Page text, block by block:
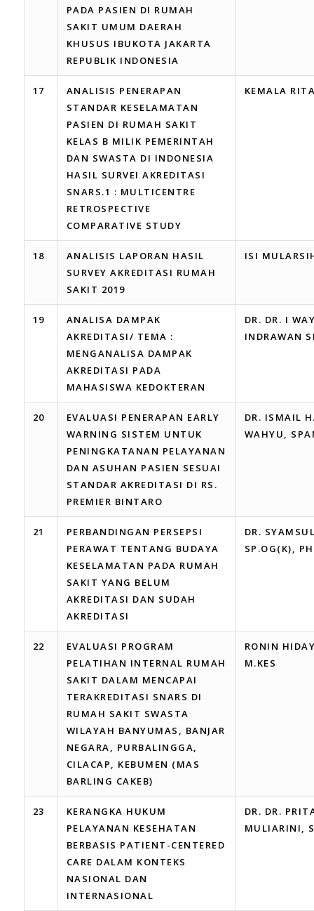
PADA PASIEN DI RUMAH
SAKIT UMUM DAERAH
KHUSUS IBUKOTA JAKARTA
REPUBLIK INDONESIA
17
ANALISIS PENERAPAN
STANDAR KESELAMATAN
PASIEN DI RUMAH SAKIT
KELAS B MILIK PEMERINTAH
DAN SWASTA DI INDONESIA
HASIL SURVEI AKREDITASI
SNARS.1 : MULTICENTRE
RETROSPECTIVE
COMPARATIVE STUDY
KEMALA
18
ANALISIS LAPORAN HASIL
SURVEY AKREDITASI RUMAH
SAKIT 2019
ISI
19
ANALISA DAMPAK
AKREDITASI/ TEMA :
MENGANALISA DAMPAK
AKREDITASI PADA
MAHASISWA KEDOKTERAN
DR. DR. I
INDRAWAN
20
EVALUASI PENERAPAN EARLY
WARNING SISTEM UNTUK
PENINGKATANAN PELAYANAN
DAN ASUHAN PASIEN SESUAI
STANDAR AKREDITASI DI RS.
PREMIER BINTARO
DR. ISMAIL
WAHYU,
21
PERBANDINGAN PERSEPSI
PERAWAT TENTANG BUDAYA
KESELAMATAN PADA RUMAH
SAKIT YANG BELUM
AKREDITASI DAN SUDAH
AKREDITASI
DR.
SP.OG(K),
22
EVALUASI PROGRAM
PELATIHAN INTERNAL RUMAH
SAKIT DALAM MENCAPAI
TERAKREDITASI SNARS DI
RUMAH SAKIT SWASTA
WILAYAH BANYUMAS, BANJAR
NEGARA, PURBALINGGA,
CILACAP, KEBUMEN (MAS
BARLING CAKEB)
RONIN
M.KES
23
KERANGKA HUKUM
PELAYANAN KESEHATAN
BERBASIS PATIENT-CENTERED
CARE DALAM KONTEKS
NASIONAL DAN
INTERNASIONAL
DR. DR.
MULIARINI,